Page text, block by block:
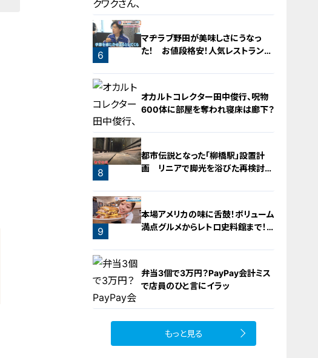
4
5
6
マヂラブ野田が美味しさにうなっ
た！ お値段格安！人気レストランを
門学校』の生徒たち
7
オカルトコレクター田中俊行、呪物
600体に部屋を奪われ寝床は廊下？
8
都市伝説となった「柳橋駅」設置計
画 リニアで脚光を浴びた再検討の
9
本場アメリカの味に舌鼓！ボリューム
満点グルメからレトロ史料館まで！
弁当3個で3万円？PayPay会計ミス
で店員のひと言にイラッ
もっと見る